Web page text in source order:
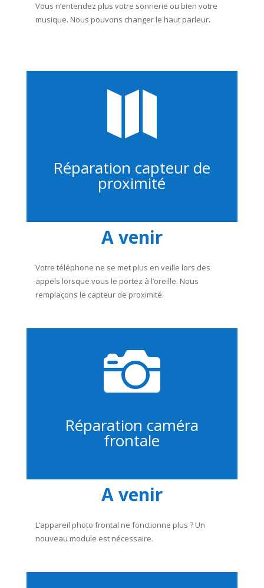
Vous n’entendez plus votre sonnerie ou bien votre
musique. Nous pouvons changer le haut parleur.

Réparation capteur de
proximité
A venir
Votre téléphone ne se met plus en veille lors des
appels lorsque vous le portez à l’oreille. Nous
remplaçons le capteur de proximité.

Réparation caméra
frontale
A venir
L’appareil photo frontal ne fonctionne plus ? Un
nouveau module est nécessaire.